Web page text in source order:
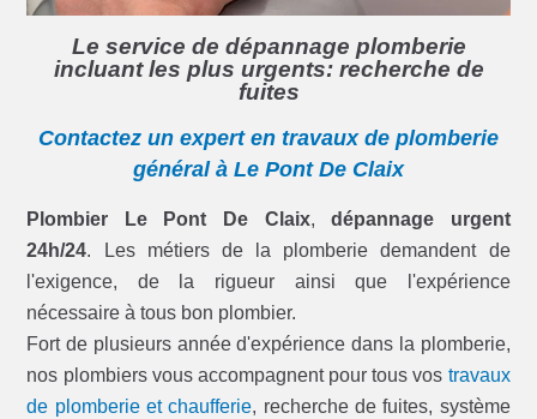
Le service de dépannage plomberie
incluant les plus urgents: recherche de
fuites
Contactez un expert en travaux de plomberie
général à Le Pont De Claix
Plombier Le Pont De Claix,dépannage urgent
24h/24. Les métiers de la plomberie demandent de
l'exigence, de la rigueur ainsi que l'expérience
nécessaire à tous bon plombier.
Fort de plusieurs année d'expérience dans la plomberie,
nos plombiers vous accompagnent pour tous vos travaux
de plomberie et chaufferie, recherche de fuites, système